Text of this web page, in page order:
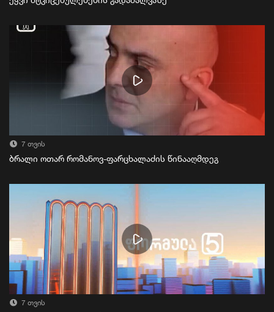
7 თვის
ბრალი ოთარ რომანოვ-ფარცხალაძის წინააღმდეგ
7 თვის